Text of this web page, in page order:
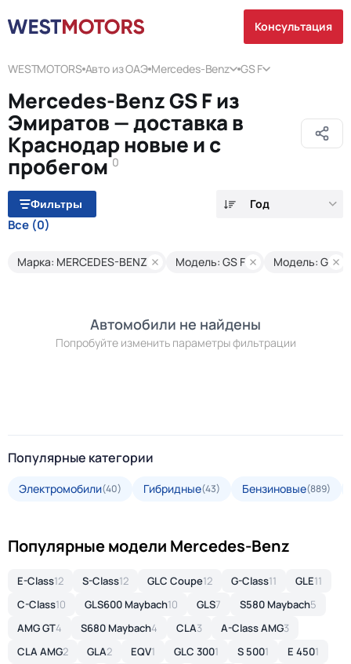
Консультация
WESTMOTORS Авто из ОАЭ Mercedes-Benz GS F
Mercedes-Benz GS F из
Эмиратов — доставка в
Краснодар новые и с
пробегом0
Фильтры Год
Все (0)
Марка: MERCEDES-BENZ Модель: GS F Модель: G
Автомобили не найдены
Попробуйте изменить параметры фильтрации
Популярные категории
Электромобили(40) Гибридные(43) Бензиновые(889)
Популярные модели Mercedes-Benz
E-Class12 S-Class12 GLC Coupe12 G-Class11 GLE11
C-Class10 GLS600 Maybach10 GLS7 S580 Maybach5
AMG GT4 S680 Maybach4 CLA3 A-Class AMG3
CLA AMG2 GLA2 EQV1 GLC 3001 S 5001 E 4501